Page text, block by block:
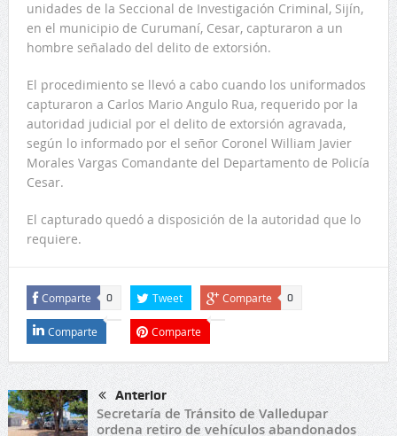
unidades de la Seccional de Investigación Criminal, Sijín,
en el municipio de Curumaní, Cesar, capturaron a un
hombre señalado del delito de extorsión.
El procedimiento se llevó a cabo cuando los uniformados
capturaron a Carlos Mario Angulo Rua, requerido por la
autoridad judicial por el delito de extorsión agravada,
según lo informado por el señor Coronel William Javier
Morales Vargas Comandante del Departamento de Policía
Cesar.
El capturado quedó a disposición de la autoridad que lo
requiere.
Comparte 0 Tweet Comparte 0
Comparte Comparte
Anterior
Secretaría de Tránsito de Valledupar
ordena retiro de vehículos abandonados